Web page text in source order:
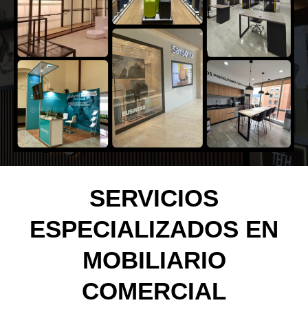
SERVICIOS
ESPECIALIZADOS EN
MOBILIARIO
COMERCIAL